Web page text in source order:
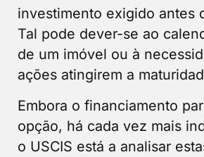
investimento exigido antes
Tal pode dever-se ao
de um imóvel ou à
ações atingirem a
Embora o financiamento
opção, há cada vez mais
o USCIS está a analisar